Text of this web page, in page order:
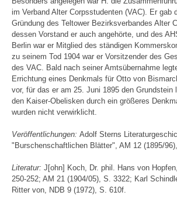
im Verband Alter Corpsstudenten (VAC). Er gab
Gründung des Teltower Bezirksverbandes Alter
dessen Vorstand er auch angehörte, und des
Berlin war er Mitglied des ständigen
zu seinem Tod 1904 war er Vorsitzender des
des VAC. Bald nach seiner Amtsübernahme
Errichtung eines Denkmals für Otto von
vor, für das er am 25. Juni 1895 den Grundstein
den Kaiser-Obelisken durch ein größeres
wurden nicht verwirklicht.
Veröffentlichungen: Adolf Sterns
"Burschenschaftlichen Blätter", AM 12 (1895/
Literatur: J[ohn] Koch, Dr. phil. Hans von
250-252; AM 21 (1904/05), S. 3322; Karl
Ritter von, NDB 9 (1972), S. 610f.